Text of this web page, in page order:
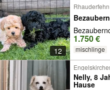
12
Rhauderfehn
1.750 €
mischlinge
Nelly, 8
Hause